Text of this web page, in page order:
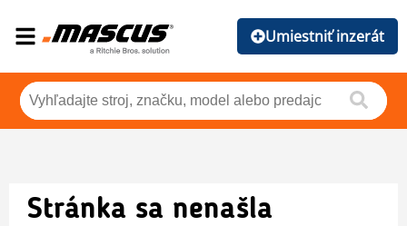
Umiestniť inzerát
Stránka sa nenašla